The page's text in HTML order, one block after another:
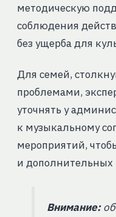
методическую
соблюдения
без ущерба для
Для семей,
проблемами,
уточнять у
к музыкальному
мероприятий,
и дополнительных
Внимание: